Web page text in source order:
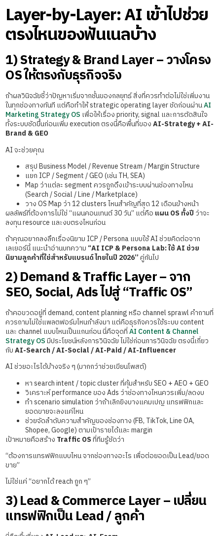
Layer-by-Layer: AI เข้าไปช่วย
ตรงไหนของฟันเนลบ้าง
1) Strategy & Brand Layer – วางโครง
OS ให้ตรงกับธุรกิจจริง
ถ้าผลวินิจฉัยชี้ว่าปัญหาเริ่มจากชั้นของกลยุทธ์ สิ่งที่ควรทำต่อไม่ใช่เพิ่มงาน
ในทุกช่องทางทันที แต่คือทำให้ strategic operating layer ชัดก่อนผ่านAI
Marketing Strategy OS เพื่อให้เรื่อง priority, signal และการตัดสินใจ
ทั้งระบบชัดขึ้นก่อนเพิ่ม execution ตรงนี้คือพื้นที่ของAI-Strategy + AI-
Brand & GEO
AI จะช่วยคุณ
สรุป Business Model / Revenue Stream / Margin Structure
แยก ICP / Segment / GEO (เช่น TH, SEA)
Map ว่าแต่ละ segment ควรถูกดึงเข้าระบบผ่านช่องทางไหน
(Search / Social / Line / Marketplace)
วาง OS Map ว่า 12 clusters ไหนสำคัญที่สุด 12 เดือนข้างหน้า
ผลลัพธ์ที่ต้องการไม่ใช่ “แผนคอนเทนต์ 30 วัน” แต่คือ แผน OS ทั้งปี ว่าจะ
ลงทุน resource และงบตรงไหนก่อน
ถ้าคุณอยากลงลึกเรื่องนิยาม ICP / Persona แบบใช้ AI ช่วยคิดต่อจาก
เลเยอร์นี้ แนะนำอ่านบทความ “AI ICP & Persona Lab: ใช้ AI ช่วย
นิยามลูกค้าที่ใช่สำหรับแบรนด์ไทยในปี 2026”คู่กันไป
2) Demand & Traffic Layer – จาก
SEO, Social, Ads ไปสู่ “Traffic OS”
ถ้าคอขวดอยู่ที่ demand, content planning หรือ channel sprawl คำถามที่
ควรถามไม่ใช่แพลตฟอร์มไหนกำลังมา แต่คือธุรกิจควรใช้ระบบ content
และ channel แบบไหนเป็นแกนก่อน นี่คือจุดที่AI Content & Channel
Strategy OSมีประโยชน์หลังการวินิจฉัย ไม่ใช่ก่อนการวินิจฉัย ตรงนี้เกี่ยว
กับAI-Search / AI-Social / AI-Paid / AI-Influencer
AI ช่วยอะไรได้บ้างจริง ๆ (มากกว่าช่วยเขียนโพสต์)
หา search intent / topic cluster ที่คุ้มสำหรับ SEO + AEO + GEO
วิเคราะห์ performance ของ Ads ว่าช่องทางไหนควรเพิ่ม/ลดงบ
ทำ scenario simulation ว่าถ้าเลิกยิงบางแคมเปญ แทรฟฟิกและ
ยอดขายจะลงแค่ไหน
ช่วยจัดลำดับความสำคัญของช่องทาง (FB, TikTok, Line OA,
Shopee, Google) ตามเป้ารายได้และ margin
เป้าหมายคือสร้าง Traffic OSที่ทีมรู้ชัดว่า
“ต้องการแทรฟฟิกแบบไหน จากช่องทางอะไร เพื่อต่อยอดเป็น Lead/ยอด
ขาย”
ไม่ใช่แค่ “อยากได้ reach ถูก ๆ”
3) Lead & Commerce Layer – เปลี่ยน
แทรฟฟิกเป็น Lead / ลูกค้า